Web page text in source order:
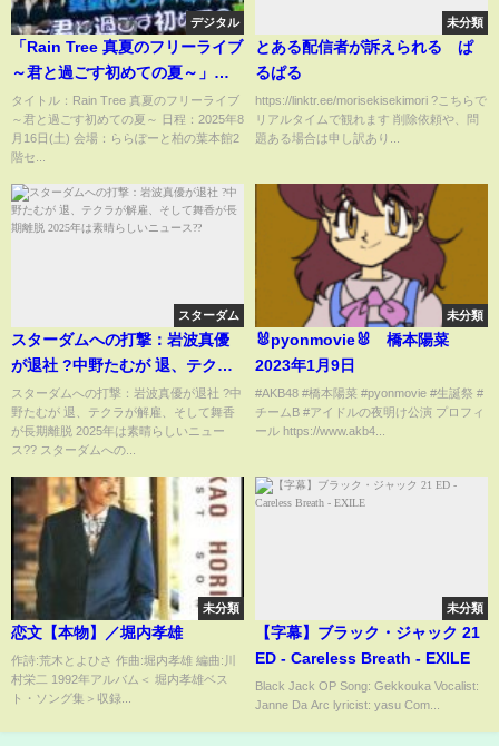
デジタル
「Rain Tree 真夏のフリーライブ
～君と過ごす初めての夏～」ら
らぽーと柏の葉本館2階センター
プラザ
タイトル：Rain Tree 真夏のフリーライブ
～君と過ごす初めての夏～ 日程：2025年8
月16日(土) 会場：ららぽーと柏の葉本館2
階セ...
未分類
とある配信者が訴えられる ぱ
るぱる
https://linktr.ee/morisekisekimori ?こちらで
リアルタイムで観れます 削除依頼や、問
題ある場合は申し訳あり...
スターダム
スターダムへの打撃：岩波真優
が退社 ?中野たむが 退、テクラ
が解雇、そして舞香が長期離脱
2025年は素晴らしいニュース??
スターダムへの打撃：岩波真優が退社 ?中
野たむが 退、テクラが解雇、そして舞香
が長期離脱 2025年は素晴らしいニュー
ス?? スターダムへの...
未分類
🐰pyonmovie🐰 橋本陽菜
2023年1月9日
#AKB48 #橋本陽菜 #pyonmovie #生誕祭 #
チームB #アイドルの夜明け公演 プロフィ
ール https://www.akb4...
未分類
恋文【本物】／堀内孝雄
作詩:荒木とよひさ 作曲:堀内孝雄 編曲:川
村栄二 1992年アルバム＜ 堀内孝雄ベス
ト・ソング集＞収録...
未分類
【字幕】ブラック・ジャック 21
ED - Careless Breath - EXILE
Black Jack OP Song: Gekkouka Vocalist:
Janne Da Arc lyricist: yasu Com...